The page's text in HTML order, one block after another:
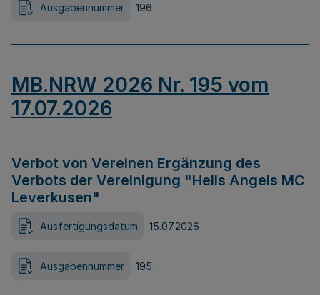
Ausgabennummer 196
MB.NRW 2026 Nr. 195 vom
17.07.2026
Verbot von Vereinen Ergänzung des
Verbots der Vereinigung "Hells Angels MC
Leverkusen"
Ausfertigungsdatum 15.07.2026
Ausgabennummer 195